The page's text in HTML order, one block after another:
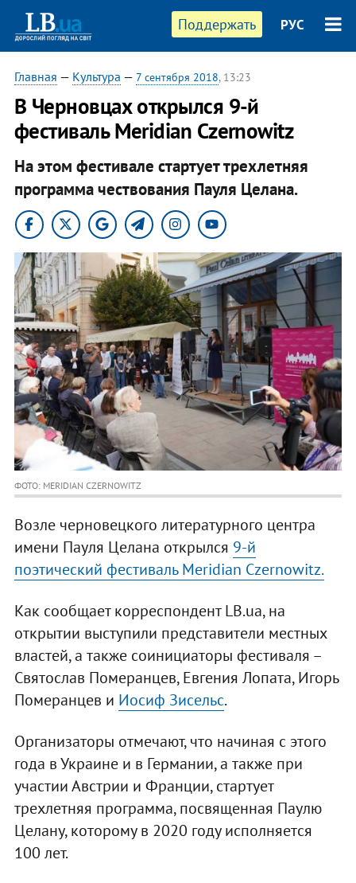
Поддержать РУС
Главная — Культура — 7 сентября 2018, 13:23
В Черновцах открылся 9-й
фестиваль Meridian Czernowitz
На этом фестивале стартует трехлетняя
программа чествования Пауля Целана.
ФОТО: MERIDIAN CZERNOWITZ
Возле черновецкого литературного центра
имени Пауля Целана открылся 9-й
поэтический фестиваль Meridian Czernowitz.
Как сообщает корреспондент LB.ua, на
открытии выступили представители местных
властей, а также соинициаторы фестиваля –
Святослав Померанцев, Евгения Лопата, Игорь
Померанцев и Иосиф Зисельс.
Организаторы отмечают, что начиная с этого
года в Украине и в Германии, а также при
участии Австрии и Франции, стартует
трехлетняя программа, посвященная Паулю
Целану, которому в 2020 году исполняется
100 лет.